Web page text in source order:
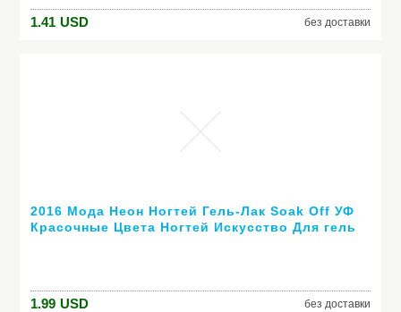
1.41 USD без доставки
2016 Мода Неон Ногтей Гель-Лак Soak Off УФ
Красочные Цвета Ногтей Искусство Для гель
1.99 USD без доставки